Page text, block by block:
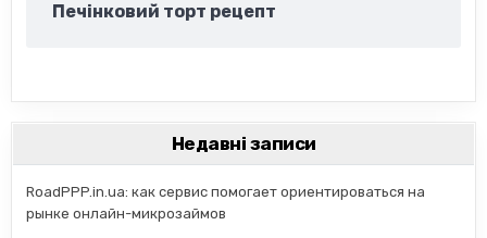
Печінковий торт рецепт
Недавні записи
RoadPPP.in.ua: как сервис помогает ориентироваться на
рынке онлайн-микрозаймов